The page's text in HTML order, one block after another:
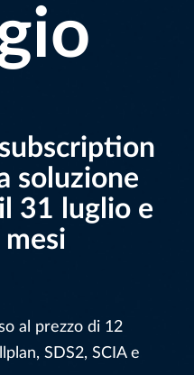
soluzione
31 luglio e
al prezzo di 12
SDS2, SCIA e